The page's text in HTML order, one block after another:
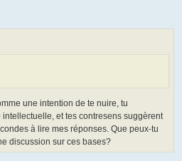
une intention de te nuire, tu
et tes contresens suggèrent
à lire mes réponses. Que peux-tu
discussion sur ces bases?